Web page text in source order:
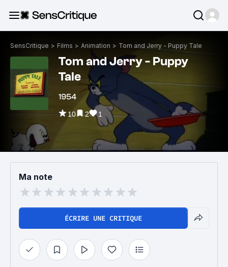
SensCritique > Films > Animation > Tom and Jerry - Puppy Tale
Tom and Jerry - Puppy
Tale
1954
10 2 1
Ma note
ÉCRIRE UNE CRITIQUE